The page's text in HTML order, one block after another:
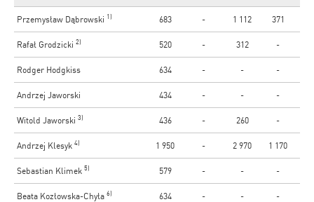
Przemysław Dąbrowski 1) 683 - 1 112 371
Rafał Grodzicki 2) 520 - 312 -
Rodger Hodgkiss 634 - - -
Andrzej Jaworski 434 - - -
Witold Jaworski 3) 436 - 260 -
Andrzej Klesyk 4) 1 950 - 2 970 1 170
Sebastian Klimek 5) 579 - - -
Beata Kozłowska-Chyła 6) 634 - - -